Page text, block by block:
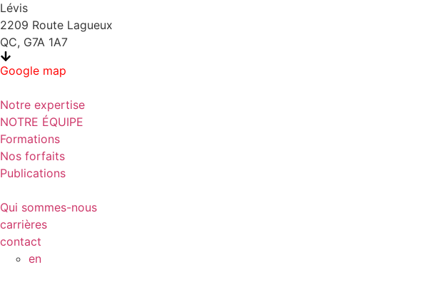
Lévis
2209 Route Lagueux
QC, G7A 1A7
Google map
Notre expertise
NOTRE ÉQUIPE
Formations
Nos forfaits
Publications
Qui sommes-nous
carrières
contact
en